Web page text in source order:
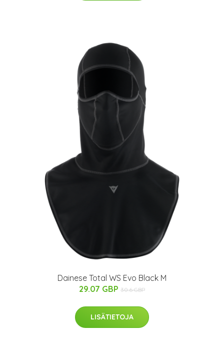
Dainese Total WS Evo Black M
29.07 GBP 30.6 GBP
LISÄTIETOJA